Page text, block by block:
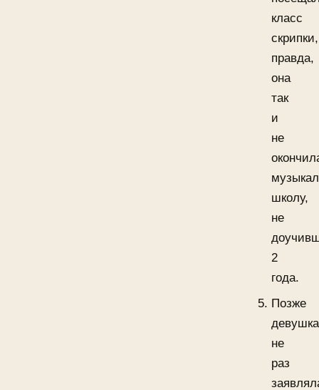
класс
скрипки,
правда,
она
так
и
не
школу,
не
2
года.
Позже
девушка
не
раз